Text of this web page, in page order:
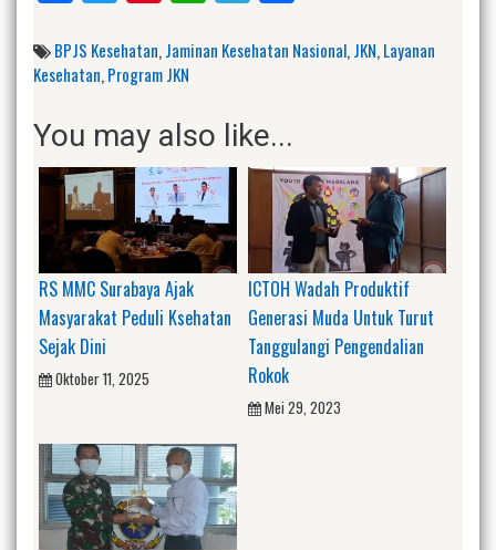
BPJS Kesehatan,Jaminan Kesehatan Nasional,JKN,Layanan
Kesehatan,Program JKN
You may also like...
RS MMC Surabaya Ajak
Masyarakat Peduli Ksehatan
Sejak Dini
Oktober 11, 2025
ICTOH Wadah Produktif
Generasi Muda Untuk Turut
Tanggulangi Pengendalian
Rokok
Mei 29, 2023